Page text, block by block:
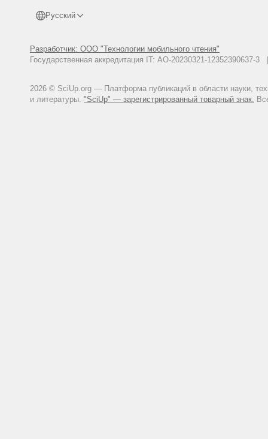
Русский
Разработчик: ООО "Технологии мобильного чтения"
Государственная аккредитация IT: АО-20230321-
2026 © SciUp.org — Платформа публикаций в области науки,
и литературы. "SciUp" — зарегистрированный товарный знак.